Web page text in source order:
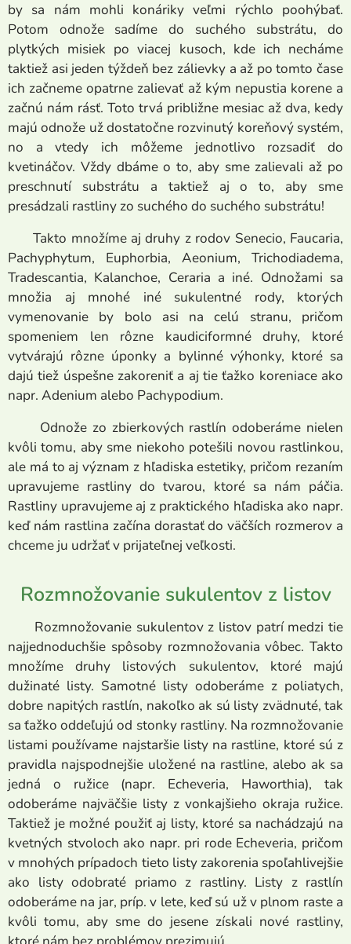
by sa nám mohli konáriky veľmi rýchlo poohýbať.
Potom odnože sadíme do suchého substrátu, do
plytkých misiek po viacej kusoch, kde ich necháme
taktiež asi jeden týždeň bez zálievky a až po tomto čase
ich začneme opatrne zalievať až kým nepustia korene a
začnú nám rásť. Toto trvá približne mesiac až dva, kedy
majú odnože už dostatočne rozvinutý koreňový systém,
no a vtedy ich môžeme jednotlivo rozsadiť do
kvetináčov. Vždy dbáme o to, aby sme zalievali až po
preschnutí substrátu a taktiež aj o to, aby sme
presádzali rastliny zo suchého do suchého substrátu!
Takto množíme aj druhy z rodov Senecio, Faucaria,
Pachyphytum, Euphorbia, Aeonium, Trichodiadema,
Tradescantia, Kalanchoe, Ceraria a iné. Odnožami sa
množia aj mnohé iné sukulentné rody, ktorých
vymenovanie by bolo asi na celú stranu, pričom
spomeniem len rôzne kaudiciformné druhy, ktoré
vytvárajú rôzne úponky a bylinné výhonky, ktoré sa
dajú tiež úspešne zakoreniť a aj tie ťažko koreniace ako
napr. Adenium alebo Pachypodium.
Odnože zo zbierkových rastlín odoberáme nielen
kvôli tomu, aby sme niekoho potešili novou rastlinkou,
ale má to aj význam z hľadiska estetiky, pričom rezaním
upravujeme rastliny do tvarou, ktoré sa nám páčia.
Rastliny upravujeme aj z praktického hľadiska ako napr.
keď nám rastlina začína dorastať do väčších rozmerov a
chceme ju udržať v prijateľnej veľkosti.
Rozmnožovanie sukulentov z listov
Rozmnožovanie sukulentov z listov patrí medzi tie
najjednoduchšie spôsoby rozmnožovania vôbec. Takto
množíme druhy listových sukulentov, ktoré majú
dužinaté listy. Samotné listy odoberáme z poliatych,
dobre napitých rastlín, nakoľko ak sú listy zvädnuté, tak
sa ťažko oddeľujú od stonky rastliny. Na rozmnožovanie
listami používame najstaršie listy na rastline, ktoré sú z
pravidla najspodnejšie uložené na rastline, alebo ak sa
jedná o ružice (napr. Echeveria, Haworthia), tak
odoberáme najväčšie listy z vonkajšieho okraja ružice.
Taktiež je možné použiť aj listy, ktoré sa nachádzajú na
kvetných stvoloch ako napr. pri rode Echeveria, pričom
v mnohých prípadoch tieto listy zakorenia spoľahlivejšie
ako listy odobraté priamo z rastliny. Listy z rastlín
odoberáme na jar, príp. v lete, keď sú už v plnom raste a
kvôli tomu, aby sme do jesene získali nové rastliny,